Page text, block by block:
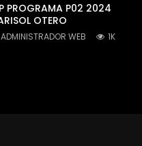
PROGRAMA P02 2024
OTERO
ADMINISTRADOR WEB 1K